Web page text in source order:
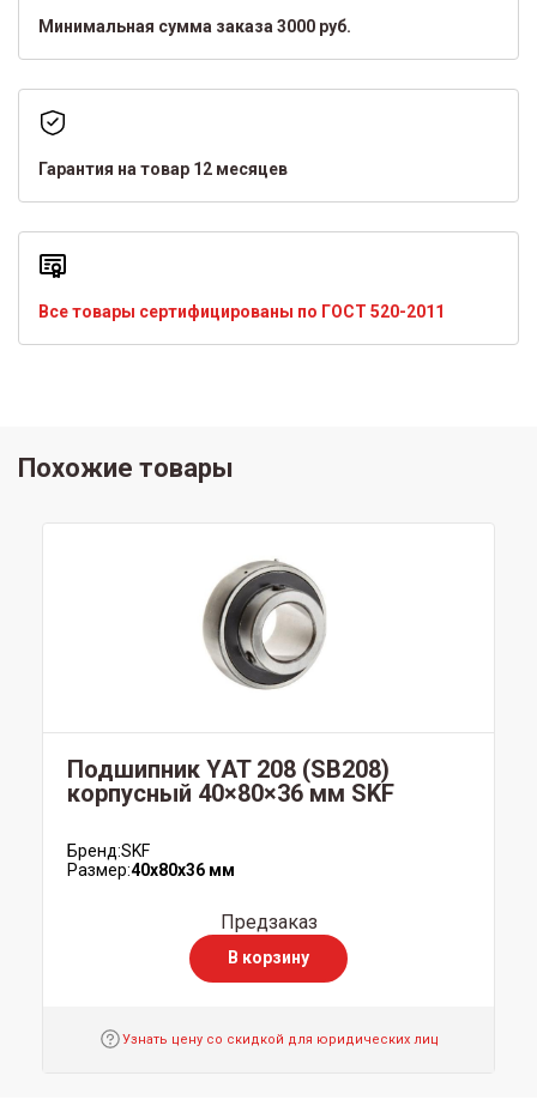
Минимальная сумма заказа 3000 руб.
Гарантия на товар 12 месяцев
Все товары сертифицированы по ГОСТ 520-2011
Похожие товары
Подшипник YAT 208 (SB208)
корпусный 40×80×36 мм SKF
Бренд:SKF
Размер:40x80x36 мм
Предзаказ
В корзину
Узнать цену со скидкой для юридических лиц